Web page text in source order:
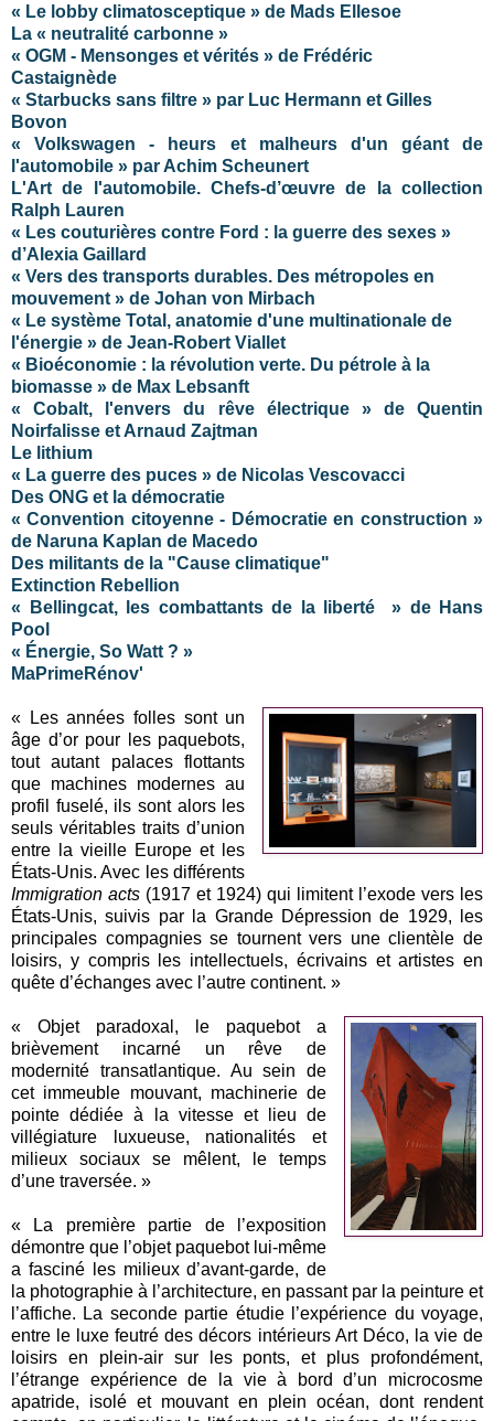
« Le lobby climatosceptique » de Mads Ellesoe
La « neutralité carbonne »
« OGM - Mensonges et vérités » de Frédéric
Castaignède
« Starbucks sans filtre » par Luc Hermann et Gilles
Bovon
« Volkswagen - heurs et malheurs d'un géant de
l'automobile » par Achim Scheunert
L'Art de l'automobile. Chefs-d’œuvre de la collection
Ralph Lauren
« Les couturières contre Ford : la guerre des sexes »
d’Alexia Gaillard
« Vers des transports durables. Des métropoles en
mouvement » de Johan von Mirbach
« Le système Total, anatomie d'une multinationale de
l'énergie » de Jean-Robert Viallet
« Bioéconomie : la révolution verte. Du pétrole à la
biomasse » de Max Lebsanft
« Cobalt, l'envers du rêve électrique » de Quentin
Noirfalisse et Arnaud Zajtman
Le lithium
« La guerre des puces » de Nicolas Vescovacci
Des ONG et la démocratie
« Convention citoyenne - Démocratie en construction »
de Naruna Kaplan de Macedo
Des militants de la "Cause climatique"
Extinction Rebellion
« Bellingcat, les combattants de la liberté » de Hans
Pool
« Énergie, So Watt ? »
MaPrimeRénov'
« Les années folles sont un
âge d’or pour les paquebots,
tout autant palaces flottants
que machines modernes au
profil fuselé, ils sont alors les
seuls véritables traits d’union
entre la vieille Europe et les
États-Unis. Avec les différents
Immigration acts (1917 et 1924) qui limitent l’exode vers les
États-Unis, suivis par la Grande Dépression de 1929, les
principales compagnies se tournent vers une clientèle de
loisirs, y compris les intellectuels, écrivains et artistes en
quête d’échanges avec l’autre continent. »
« Objet paradoxal, le paquebot a
brièvement incarné un rêve de
modernité transatlantique. Au sein de
cet immeuble mouvant, machinerie de
pointe dédiée à la vitesse et lieu de
villégiature luxueuse, nationalités et
milieux sociaux se mêlent, le temps
d’une traversée. »
« La première partie de l’exposition
démontre que l’objet paquebot lui-même
a fasciné les milieux d’avant-garde, de
la photographie à l’architecture, en passant par la peinture et
l’affiche. La seconde partie étudie l’expérience du voyage,
entre le luxe feutré des décors intérieurs Art Déco, la vie de
loisirs en plein-air sur les ponts, et plus profondément,
l’étrange expérience de la vie à bord d’un microcosme
apatride, isolé et mouvant en plein océan, dont rendent